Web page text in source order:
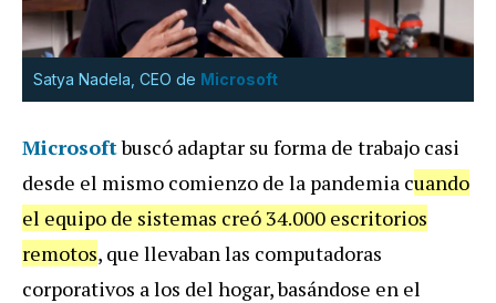
Satya Nadela, CEO de Microsoft
Microsoftbuscó adaptar su forma de trabajo casi
desde el mismo comienzo de la pandemia cuando
el equipo de sistemas creó 34.000 escritorios
remotos, que llevaban las computadoras
corporativos a los del hogar, basándose en el